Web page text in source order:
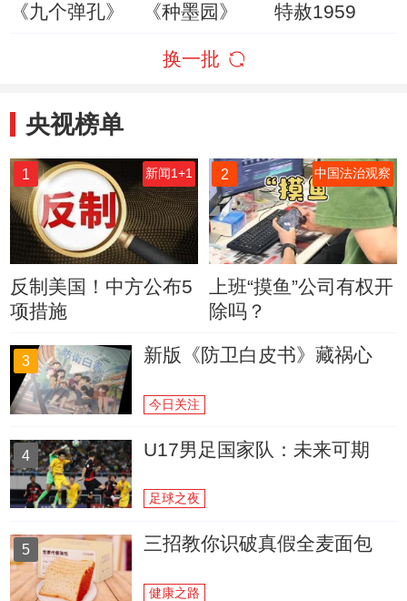
《九个弹孔》 《种墨园》 特赦1959
换一批
央视榜单
1 新闻1+1
反制美国！中方公布5
项措施
2 中国法治观察
上班“摸鱼”公司有权开
除吗？
3 新版《防卫白皮书》藏祸心
今日关注
4 U17男足国家队：未来可期
足球之夜
5 三招教你识破真假全麦面包
健康之路